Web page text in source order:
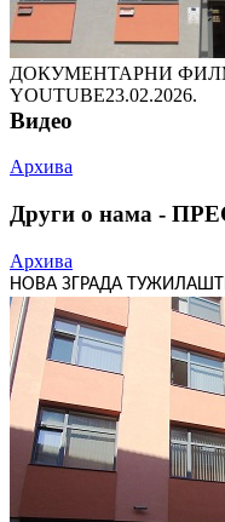
ДОКУМЕНТАРНИ
YOUTUBE23.02.2026.
Видео
Архива
Други о нама -
Архива
НОВА ЗГРАДА